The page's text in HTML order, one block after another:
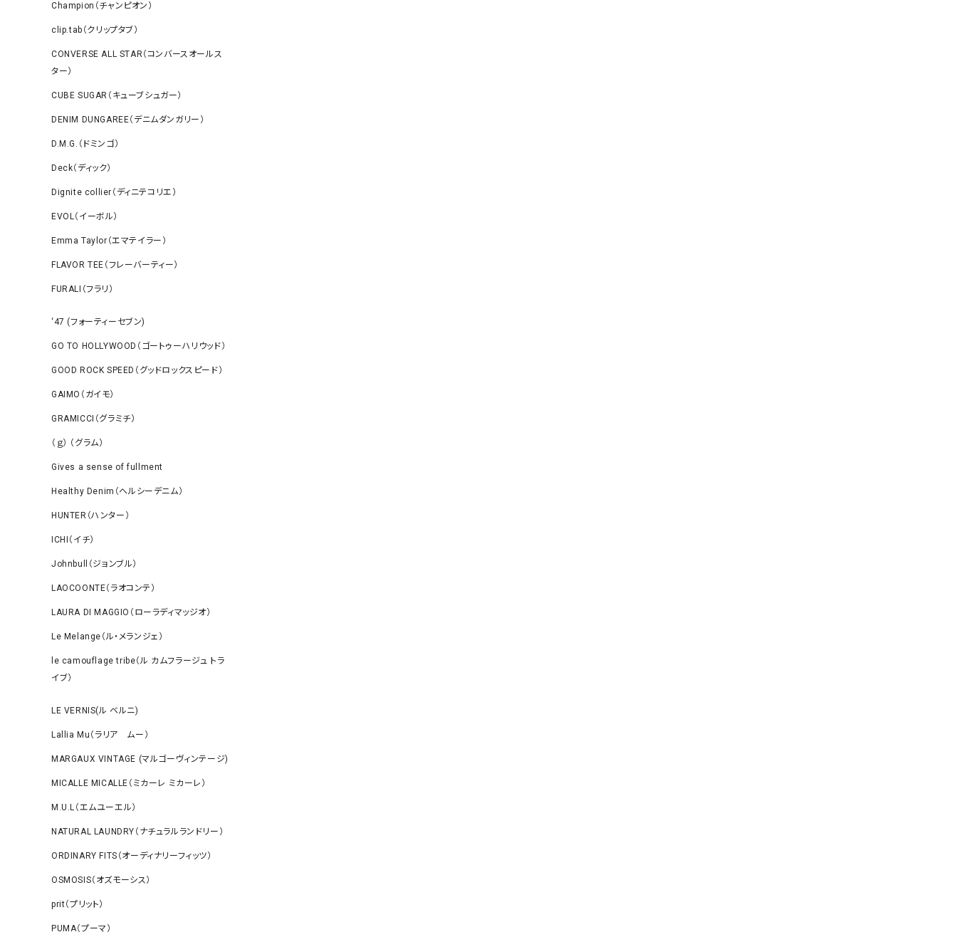
Champion（チャンピオン）
clip.tab（クリップタブ）
CONVERSE ALL STAR（コンバースオールス
ター）
CUBE SUGAR（キューブシュガー）
DENIM DUNGAREE（デニムダンガリー）
D.M.G.（ドミンゴ）
Deck（ディック）
Dignite collier（ディニテコリエ）
EVOL（イーボル）
Emma Taylor（エマテイラー）
FLAVOR TEE（フレーバーティー）
FURALI（フラリ）
‘47 (フォーティーセブン)
GO TO HOLLYWOOD（ゴートゥーハリウッド）
GOOD ROCK SPEED（グッドロックスピード）
GAIMO（ガイモ）
GRAMICCI（グラミチ）
（ｇ） （グラム）
Gives a sense of fullment
Healthy Denim（ヘルシーデニム）
HUNTER（ハンター）
ICHI（イチ）
Johnbull（ジョンブル）
LAOCOONTE（ラオコンテ）
LAURA DI MAGGIO（ローラディマッジオ）
Le Melange（ル・メランジェ）
le camouflage tribe（ル カムフラージュ トラ
イブ）
LE VERNIS(ル ベルニ)
Lallia Mu（ラリア ムー）
MARGAUX VINTAGE (マルゴーヴィンテージ)
MICALLE MICALLE（ミカーレ ミカーレ）
M.U.L（エムユーエル）
NATURAL LAUNDRY（ナチュラルランドリー）
ORDINARY FITS（オーディナリーフィッツ）
OSMOSIS（オズモーシス）
prit（プリット）
PUMA（プーマ）